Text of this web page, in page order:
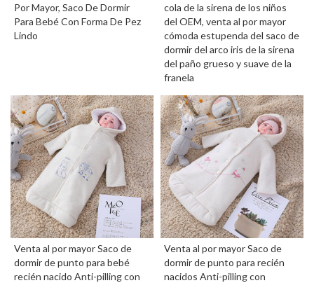
Por Mayor, Saco De Dormir
Para Bebé Con Forma De Pez
Lindo
cola de la sirena de los niños
del OEM, venta al por mayor
cómoda estupenda del saco de
dormir del arco iris de la sirena
del paño grueso y suave de la
franela
Venta al por mayor Saco de
dormir de punto para bebé
recién nacido Anti-pilling con
Venta al por mayor Saco de
dormir de punto para recién
nacidos Anti-pilling con